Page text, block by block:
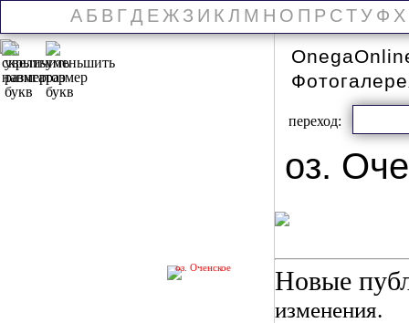
А Б В Г Д Е Ж З И К Л М Н О П Р С Т У Ф Х
оз. Оченское
переход:
оз.
Новые
изменения.